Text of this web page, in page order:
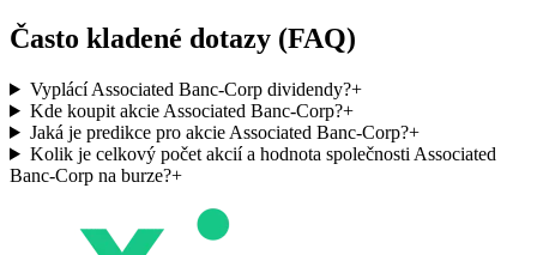
Často kladené dotazy (FAQ)
Vyplácí Associated Banc-Corp dividendy?+
Kde koupit akcie Associated Banc-Corp?+
Jaká je predikce pro akcie Associated Banc-Corp?+
Kolik je celkový počet akcií a hodnota společnosti Associated
Banc-Corp na burze?+